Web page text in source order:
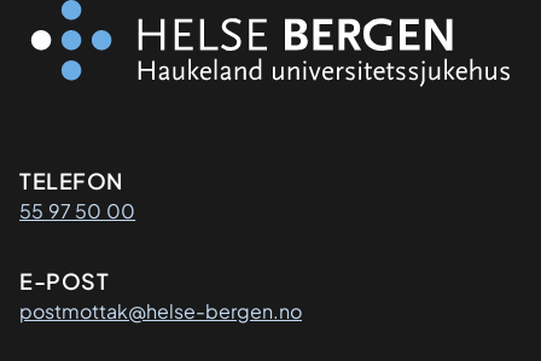
Kontaktinformasjon
TELEFON
55 97 50 00
E-POST
postmottak@helse-bergen.no